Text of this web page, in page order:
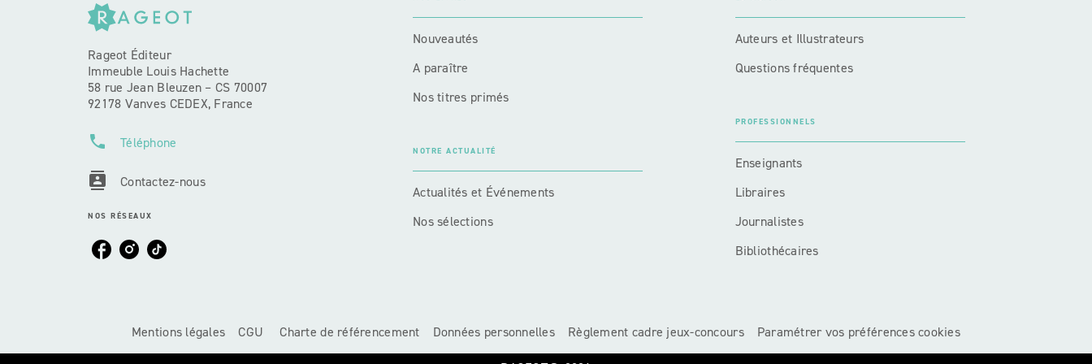
Rageot Éditeur
Immeuble Louis Hachette
58 rue Jean Bleuzen – CS 70007
92178 Vanves CEDEX, France
phone Téléphone
contacts Contactez-nous
NOS RÉSEAUX
Nouveautés
A paraître
Nos titres primés
NOTRE ACTUALITÉ
Actualités et Événements
Nos sélections
Auteurs et Illustrateurs
Questions fréquentes
PROFESSIONNELS
Enseignants
Libraires
Journalistes
Bibliothécaires
Mentions légales CGU Charte de référencement Données personnelles Règlement cadre jeux-concours Paramétrer vos préférences cookies